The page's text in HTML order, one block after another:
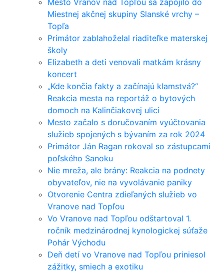
Mesto Vranov nad Topľou sa zapojilo do
Miestnej akčnej skupiny Slanské vrchy –
Topľa
Primátor zablahoželal riaditeľke materskej
školy
Elizabeth a deti venovali matkám krásny
koncert
„Kde končia fakty a začínajú klamstvá?“
Reakcia mesta na reportáž o bytových
domoch na Kalinčiakovej ulici
Mesto začalo s doručovaním vyúčtovania
služieb spojených s bývaním za rok 2024
Primátor Ján Ragan rokoval so zástupcami
poľského Sanoku
Nie mreža, ale brány: Reakcia na podnety
obyvateľov, nie na vyvolávanie paniky
Otvorenie Centra zdieľaných služieb vo
Vranove nad Topľou
Vo Vranove nad Topľou odštartoval 1.
ročník medzinárodnej kynologickej súťaže
Pohár Východu
Deň detí vo Vranove nad Topľou priniesol
zážitky, smiech a exotiku